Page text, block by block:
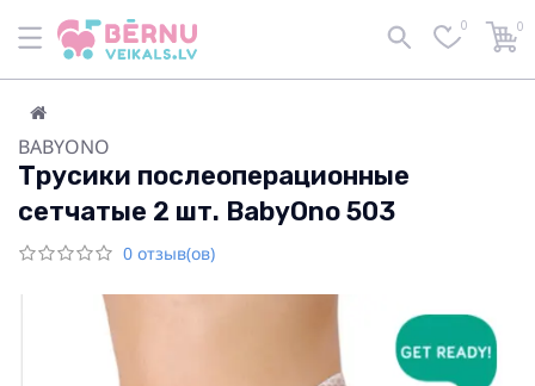
0 0
BABYONO
Трусики послеоперационные
сетчатые 2 шт. BabyOno 503
0 отзыв(ов)